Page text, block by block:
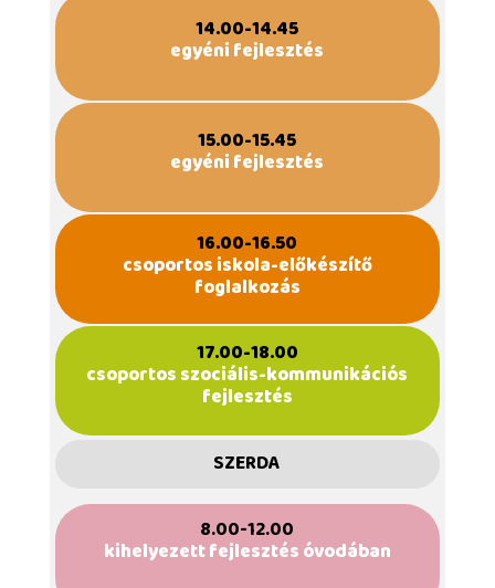
14.00-14.45
egyéni fejlesztés
15.00-15.45
egyéni fejlesztés
16.00-16.50
csoportos iskola-előkészítő
foglalkozás
17.00-18.00
csoportos szociális-kommunikációs
fejlesztés
SZERDA
8.00-12.00
kihelyezett fejlesztés óvodában